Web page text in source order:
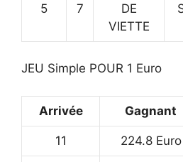
5 7
DE
VIETTE
JEU Simple POUR 1 Euro
Arrivée Gagnant
11 224.8 Euro